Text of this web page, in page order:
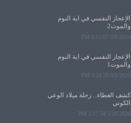
الإعجاز النفسي في آية النوم
والموت2
6/8/2026 6:11:07 PM
الإعجاز النفسي في آية النوم
والموت1
6/6/2026 4:24:58 PM
كشف الغطاء... رحلة ميلاد الوعي
الكوني
5/10/2026 3:17:54 PM